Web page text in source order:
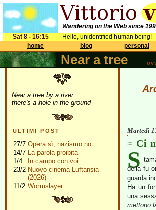
Wandering on the Web since
Sat 8 - 16:15
Hello, unidentified human being!
home
blog personal
Near a tree
Near a tree by a river
there's a hole in the ground
ULTIMI POST
27/7 Opera sì, nazismo no
14/7 La parola proibita
1/4
In campo con voi
23/2 Nuovo cinema Luftansia
(2026)
11/2 Wormslayer
Martedì
Ci
S
della fu
guarda
Ha un
una
mettono